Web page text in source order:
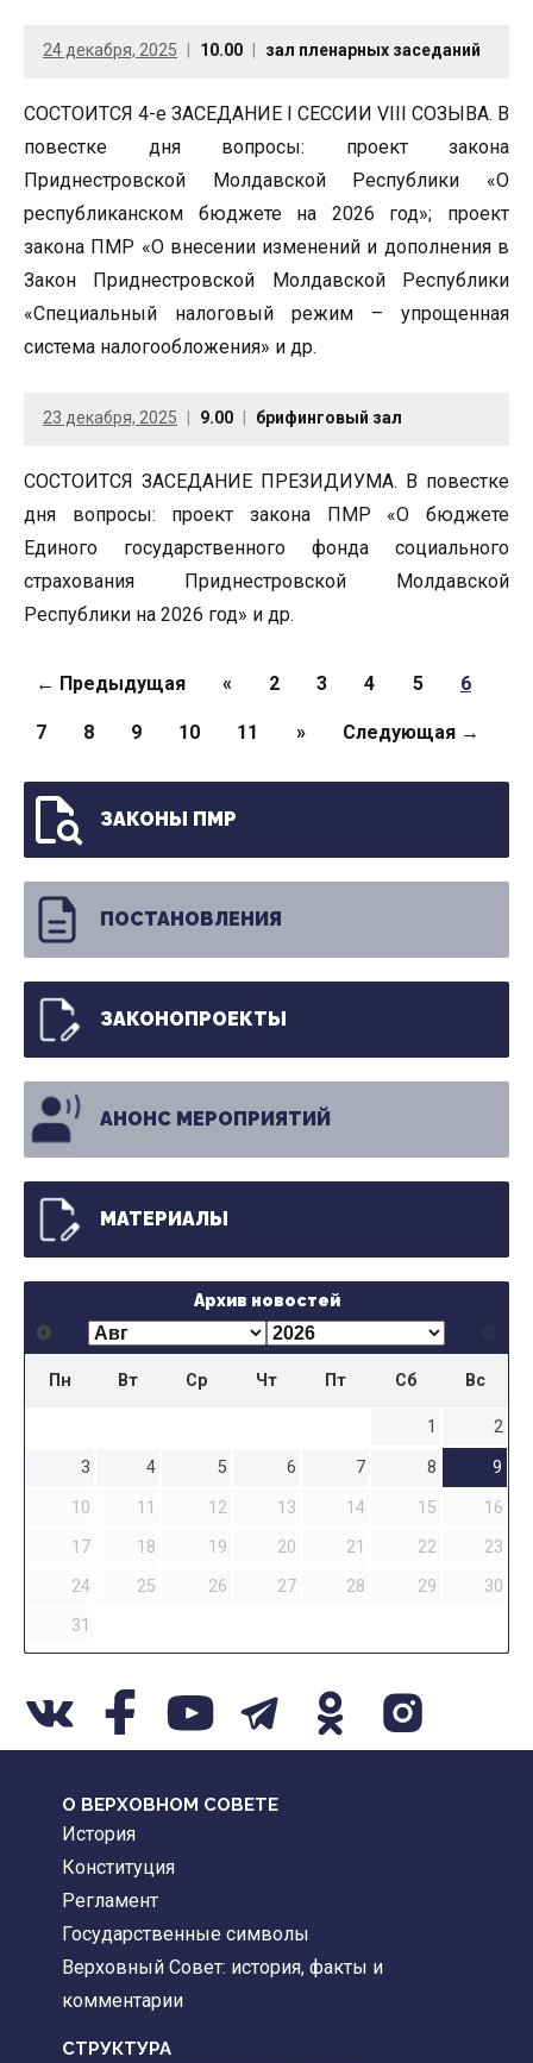
24 декабря, 2025 10.00 зал пленарных заседаний
СОСТОИТСЯ 4-е ЗАСЕДАНИЕ I СЕССИИ VIII СОЗЫВА. В
повестке дня вопросы: проект закона
Приднестровской Молдавской Республики «О
республиканском бюджете на 2026 год»; проект
закона ПМР «О внесении изменений и дополнения в
Закон Приднестровской Молдавской Республики
«Специальный налоговый режим – упрощенная
система налогообложения» и др.
23 декабря, 2025 9.00 брифинговый зал
СОСТОИТСЯ ЗАСЕДАНИЕ ПРЕЗИДИУМА. В повестке
дня вопросы: проект закона ПМР «О бюджете
Единого государственного фонда социального
страхования Приднестровской Молдавской
Республики на 2026 год» и др.
Страницы
← Предыдущая « 2 3 4 5 6
7 8 9 10 11 » Следующая →
ЗАКОНЫ ПМР
ПОСТАНОВЛЕНИЯ
ЗАКОНОПРОЕКТЫ
АНОНС МЕРОПРИЯТИЙ
МАТЕРИАЛЫ
Архив новостей
Пн Вт Ср Чт Пт Сб Вс
1
2
3
4 5 6 7 8
9
10
11 12 13 14 15
16
17
18 19 20 21 22
23
24
25 26 27 28 29
30
31
О ВЕРХОВНОМ СОВЕТЕ
История
Конституция
Регламент
Государственные символы
Верховный Совет: история, факты и
комментарии
CТРУКТУРА